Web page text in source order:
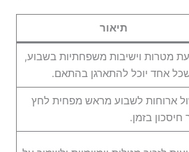
תיאור
מטרות וישיבות משפחתיות בשבוע,
אחד יוכל להתארגן בהתאם.
ארוחות לשבוע מראש מפחית לחץ
חיסכון בזמן.